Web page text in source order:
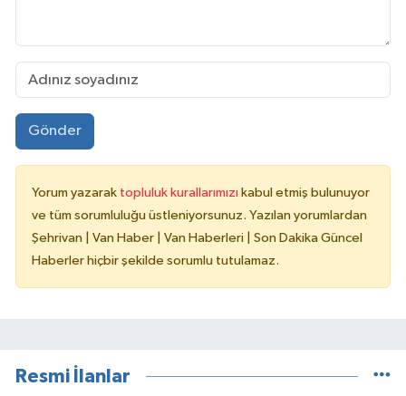
Gönder
Yorum yazarak topluluk kurallarımızı kabul etmiş bulunuyor
ve tüm sorumluluğu üstleniyorsunuz. Yazılan yorumlardan
Şehrivan | Van Haber | Van Haberleri | Son Dakika Güncel
Haberler hiçbir şekilde sorumlu tutulamaz.
Resmi İlanlar